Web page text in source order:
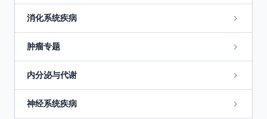
消化系统疾病
肿瘤专题
内分泌与代谢
神经系统疾病